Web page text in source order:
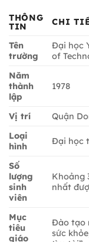
THÔNG
TIN
CHI
Tên
trường
Đại học
of
Năm
thành
lập
1978
Vị trí
Quận
Loại
hình
Đại học
Số
lượng
sinh
viên
Khoảng
nhất
Mục
tiêu
giáo
Đào tạo
sức